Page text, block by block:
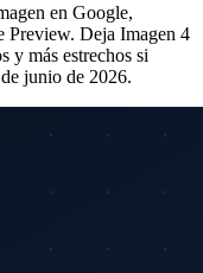
en Google,
Preview. Deja Imagen 4
y más estrechos si
junio de 2026.